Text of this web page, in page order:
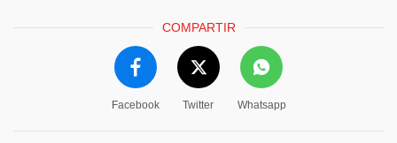
COMPARTIR
Facebook Twitter Whatsapp